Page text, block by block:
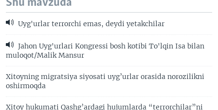
Shu mavzuda
Uyg'urlar terrorchi emas, deydi yetakchilar
Jahon Uyg'urlari Kongressi bosh kotibi To'lqin Isa bilan
muloqot/Malik Mansur
Xitoyning migratsiya siyosati uyg’urlar orasida norozilikni
oshirmoqda
Xitoy hukumati Qashg’ardagi hujumlarda “terrorchilar”ni